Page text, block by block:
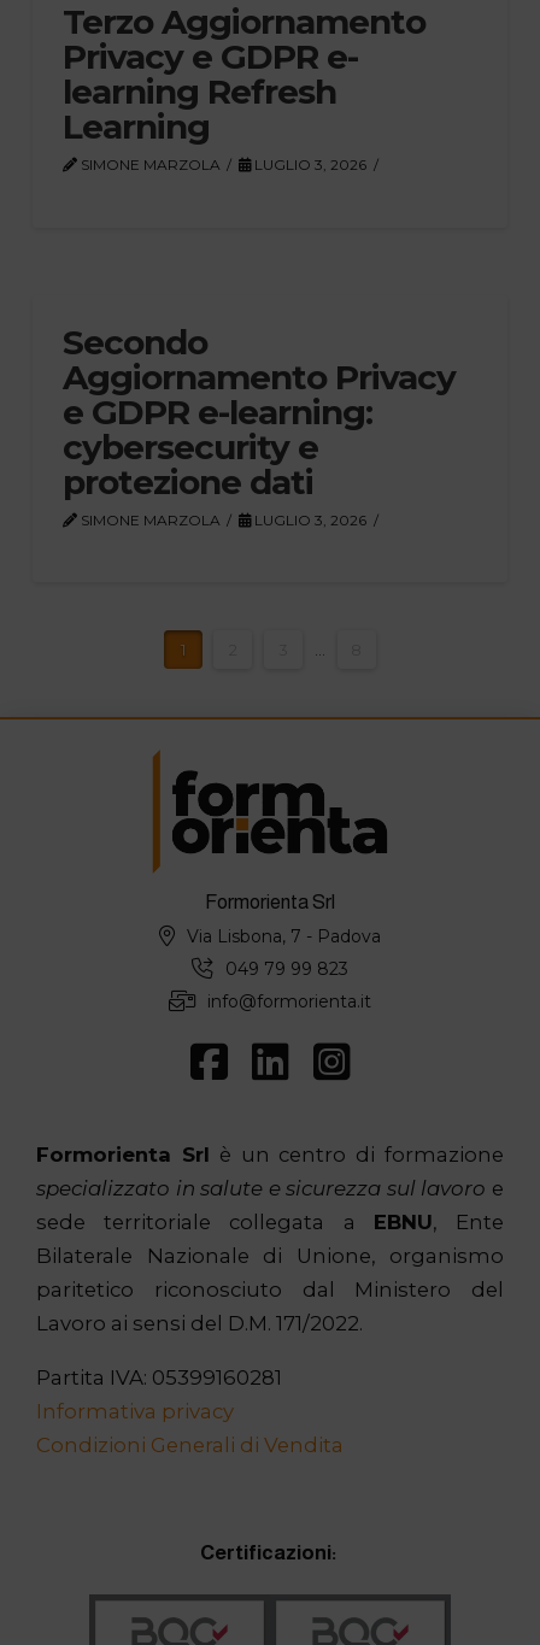
Terzo Aggiornamento
Privacy e GDPR e-
learning Refresh
Learning
SIMONE MARZOLA LUGLIO 3, 2026
Secondo
Aggiornamento Privacy
e GDPR e-learning:
cybersecurity e
protezione dati
SIMONE MARZOLA LUGLIO 3, 2026
1
Formorienta Srl
Via Lisbona, 7 - Padova
049 79 99 823
info@formorienta.it
Formorienta Srl è un centro di formazione
specializzato in salute e sicurezza sul lavoro e
sede territoriale collegata a EBNU, Ente
Bilaterale Nazionale di Unione, organismo
paritetico riconosciuto dal Ministero del
Lavoro ai sensi del D.M. 171/2022.
Partita IVA: 05399160281
Informativa privacy
Condizioni Generali di Vendita
Certificazioni: